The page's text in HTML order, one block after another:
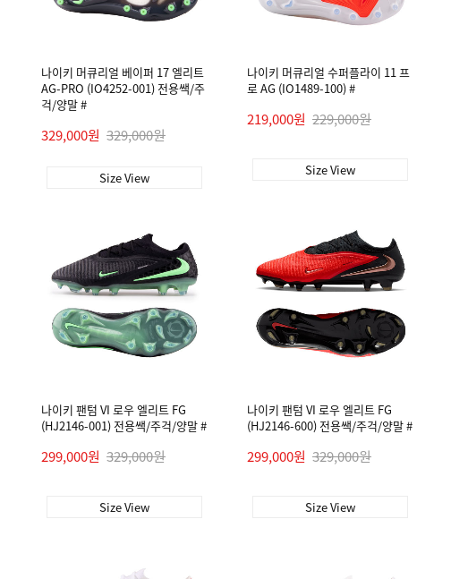
나이키 머큐리얼 베이퍼 17 엘리트
AG-PRO (IO4252-001) 전용쌕/주
걱/양말 #
329,000원 329,000원
Size View
나이키 머큐리얼 수퍼플라이 11 프
로 AG (IO1489-100) #
219,000원 229,000원
Size View
나이키 팬텀 VI 로우 엘리트 FG
(HJ2146-001) 전용쌕/주걱/양말 #
299,000원 329,000원
Size View
나이키 팬텀 VI 로우 엘리트 FG
(HJ2146-600) 전용쌕/주걱/양말 #
299,000원 329,000원
Size View